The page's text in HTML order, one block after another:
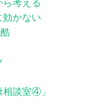
考える
かない
談室④」